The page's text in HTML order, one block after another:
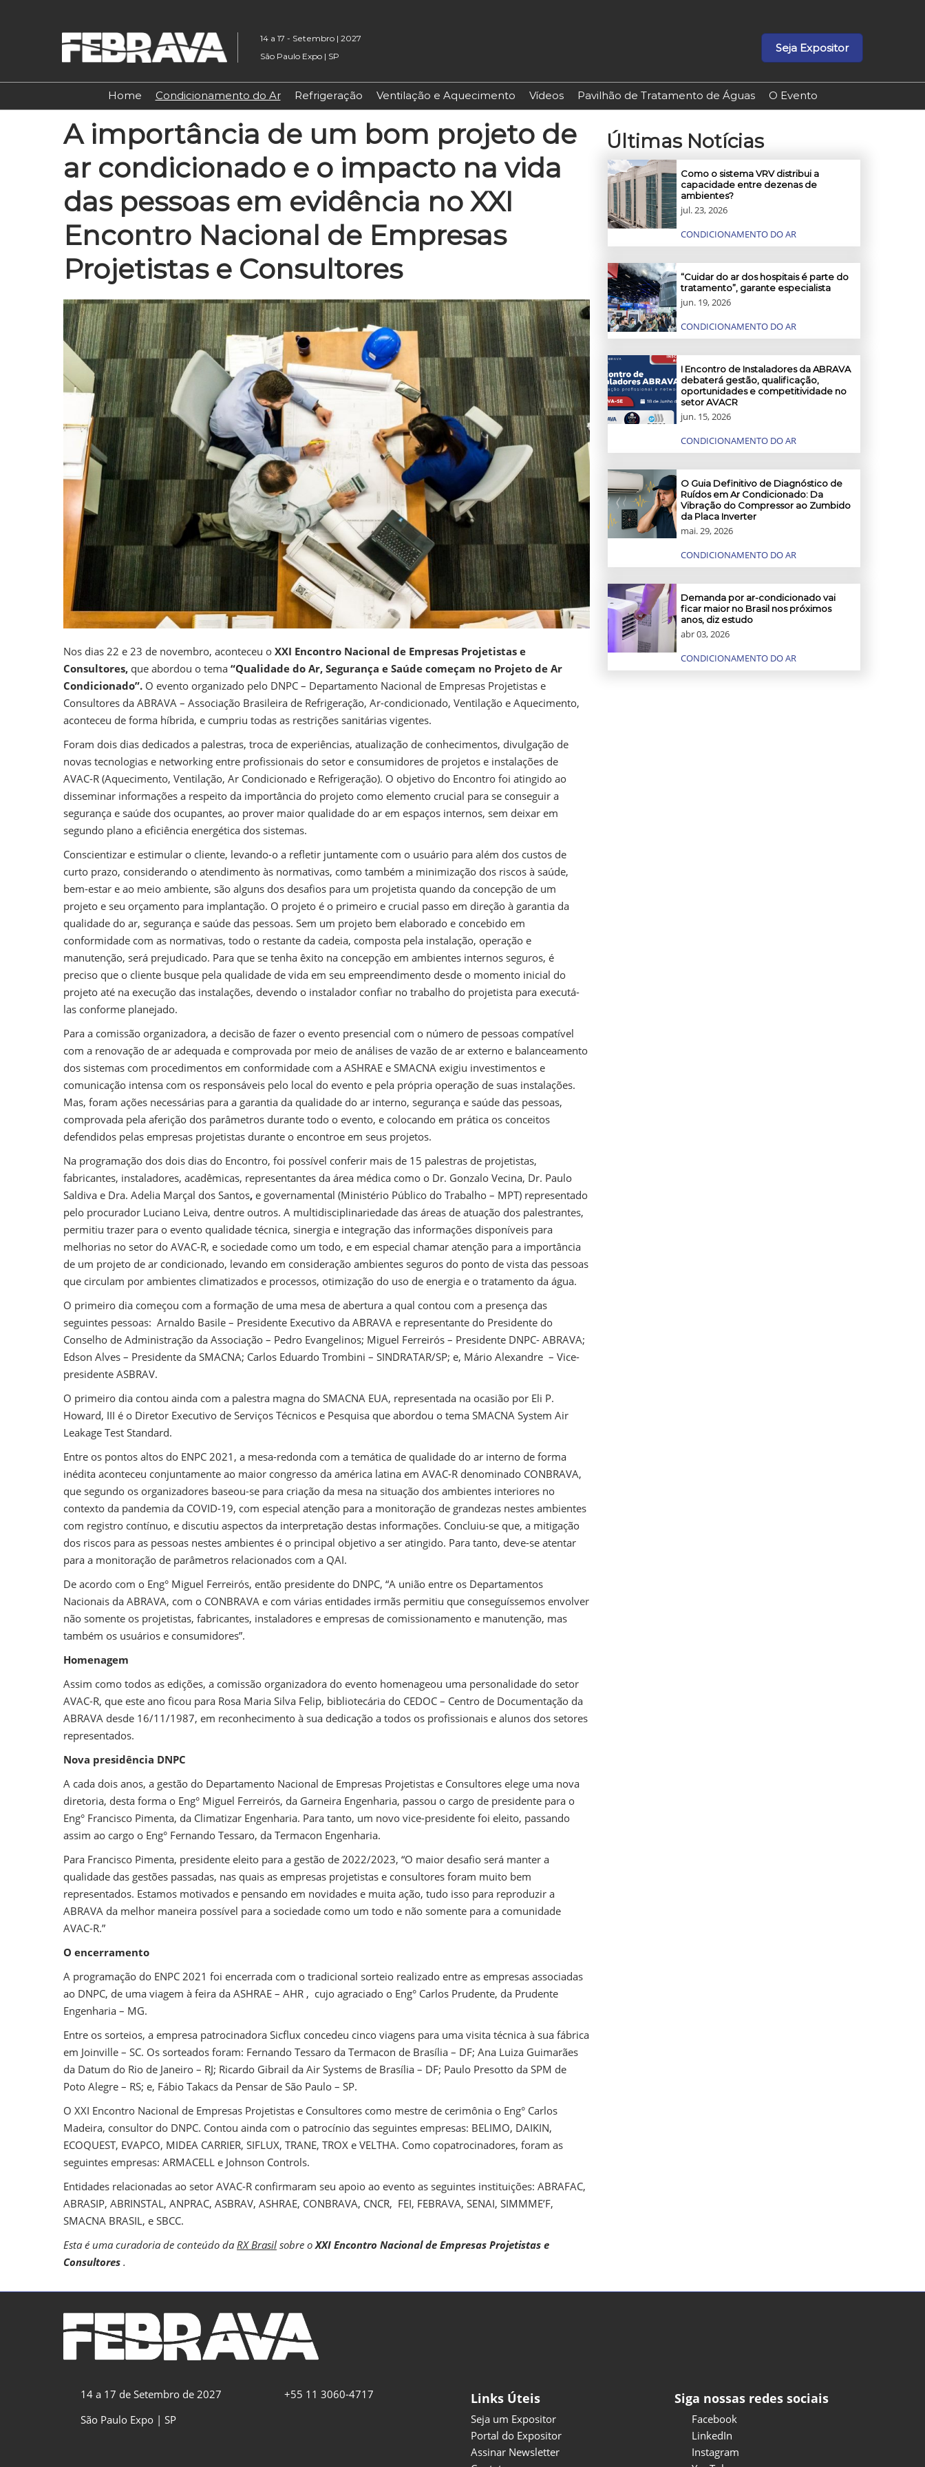
o
conteúdo
14 a 17 - Setembro | 2027
São Paulo Expo | SP
Seja Expositor
Home Condicionamento do Ar Refrigeração Ventilação e Aquecimento Vídeos Pavilhão de Tratamento de Águas O Evento
A importância de um bom projeto de
ar condicionado e o impacto na vida
das pessoas em evidência no XXI
Encontro Nacional de Empresas
Projetistas e Consultores
Nos dias 22 e 23 de novembro, aconteceu o XXI Encontro Nacional de Empresas Projetistas e
Consultores, que abordou o tema “Qualidade do Ar, Segurança e Saúde começam no Projeto de Ar
Condicionado”. O evento organizado pelo DNPC – Departamento Nacional de Empresas Projetistas e
Consultores da ABRAVA – Associação Brasileira de Refrigeração, Ar-condicionado, Ventilação e Aquecimento,
aconteceu de forma híbrida, e cumpriu todas as restrições sanitárias vigentes.
Foram dois dias dedicados a palestras, troca de experiências, atualização de conhecimentos, divulgação de
novas tecnologias e networking entre profissionais do setor e consumidores de projetos e instalações de
AVAC-R (Aquecimento, Ventilação, Ar Condicionado e Refrigeração). O objetivo do Encontro foi atingido ao
disseminar informações a respeito da importância do projeto como elemento crucial para se conseguir a
segurança e saúde dos ocupantes, ao prover maior qualidade do ar em espaços internos, sem deixar em
segundo plano a eficiência energética dos sistemas.
Conscientizar e estimular o cliente, levando-o a refletir juntamente com o usuário para além dos custos de
curto prazo, considerando o atendimento às normativas, como também a minimização dos riscos à saúde,
bem-estar e ao meio ambiente, são alguns dos desafios para um projetista quando da concepção de um
projeto e seu orçamento para implantação. O projeto é o primeiro e crucial passo em direção à garantia da
qualidade do ar, segurança e saúde das pessoas. Sem um projeto bem elaborado e concebido em
conformidade com as normativas, todo o restante da cadeia, composta pela instalação, operação e
manutenção, será prejudicado. Para que se tenha êxito na concepção em ambientes internos seguros, é
preciso que o cliente busque pela qualidade de vida em seu empreendimento desde o momento inicial do
projeto até na execução das instalações, devendo o instalador confiar no trabalho do projetista para executá-
las conforme planejado.
Para a comissão organizadora, a decisão de fazer o evento presencial com o número de pessoas compatível
com a renovação de ar adequada e comprovada por meio de análises de vazão de ar externo e balanceamento
dos sistemas com procedimentos em conformidade com a ASHRAE e SMACNA exigiu investimentos e
comunicação intensa com os responsáveis pelo local do evento e pela própria operação de suas instalações.
Mas, foram ações necessárias para a garantia da qualidade do ar interno, segurança e saúde das pessoas,
comprovada pela aferição dos parâmetros durante todo o evento, e colocando em prática os conceitos
defendidos pelas empresas projetistas durante o encontroe em seus projetos.
Na programação dos dois dias do Encontro, foi possível conferir mais de 15 palestras de projetistas,
fabricantes, instaladores, acadêmicas, representantes da área médica como o Dr. Gonzalo Vecina, Dr. Paulo
Saldiva e Dra. Adelia Marçal dos Santos, e governamental (Ministério Público do Trabalho – MPT) representado
pelo procurador Luciano Leiva, dentre outros. A multidisciplinariedade das áreas de atuação dos palestrantes,
permitiu trazer para o evento qualidade técnica, sinergia e integração das informações disponíveis para
melhorias no setor do AVAC-R, e sociedade como um todo, e em especial chamar atenção para a importância
de um projeto de ar condicionado, levando em consideração ambientes seguros do ponto de vista das pessoas
que circulam por ambientes climatizados e processos, otimização do uso de energia e o tratamento da água.
O primeiro dia começou com a formação de uma mesa de abertura a qual contou com a presença das
seguintes pessoas: Arnaldo Basile – Presidente Executivo da ABRAVA e representante do Presidente do
Conselho de Administração da Associação – Pedro Evangelinos; Miguel Ferreirós – Presidente DNPC- ABRAVA;
Edson Alves – Presidente da SMACNA; Carlos Eduardo Trombini – SINDRATAR/SP; e, Mário Alexandre – Vice-
presidente ASBRAV.
O primeiro dia contou ainda com a palestra magna do SMACNA EUA, representada na ocasião por Eli P.
Howard, III é o Diretor Executivo de Serviços Técnicos e Pesquisa que abordou o tema SMACNA System Air
Leakage Test Standard.
Entre os pontos altos do ENPC 2021, a mesa-redonda com a temática de qualidade do ar interno de forma
inédita aconteceu conjuntamente ao maior congresso da américa latina em AVAC-R denominado CONBRAVA,
que segundo os organizadores baseou-se para criação da mesa na situação dos ambientes interiores no
contexto da pandemia da COVID-19, com especial atenção para a monitoração de grandezas nestes ambientes
com registro contínuo, e discutiu aspectos da interpretação destas informações. Concluiu-se que, a mitigação
dos riscos para as pessoas nestes ambientes é o principal objetivo a ser atingido. Para tanto, deve-se atentar
para a monitoração de parâmetros relacionados com a QAI.
De acordo com o Eng° Miguel Ferreirós, então presidente do DNPC, “A união entre os Departamentos
Nacionais da ABRAVA, com o CONBRAVA e com várias entidades irmãs permitiu que conseguíssemos envolver
não somente os projetistas, fabricantes, instaladores e empresas de comissionamento e manutenção, mas
também os usuários e consumidores”.
Homenagem
Assim como todos as edições, a comissão organizadora do evento homenageou uma personalidade do setor
AVAC-R, que este ano ficou para Rosa Maria Silva Felip, bibliotecária do CEDOC – Centro de Documentação da
ABRAVA desde 16/11/1987, em reconhecimento à sua dedicação a todos os profissionais e alunos dos setores
representados.
Nova presidência DNPC
A cada dois anos, a gestão do Departamento Nacional de Empresas Projetistas e Consultores elege uma nova
diretoria, desta forma o Eng° Miguel Ferreirós, da Garneira Engenharia, passou o cargo de presidente para o
Eng° Francisco Pimenta, da Climatizar Engenharia. Para tanto, um novo vice-presidente foi eleito, passando
assim ao cargo o Eng° Fernando Tessaro, da Termacon Engenharia.
Para Francisco Pimenta, presidente eleito para a gestão de 2022/2023, “O maior desafio será manter a
qualidade das gestões passadas, nas quais as empresas projetistas e consultores foram muito bem
representados. Estamos motivados e pensando em novidades e muita ação, tudo isso para reproduzir a
ABRAVA da melhor maneira possível para a sociedade como um todo e não somente para a comunidade
AVAC-R.”
O encerramento
A programação do ENPC 2021 foi encerrada com o tradicional sorteio realizado entre as empresas associadas
ao DNPC, de uma viagem à feira da ASHRAE – AHR , cujo agraciado o Eng° Carlos Prudente, da Prudente
Engenharia – MG.
Entre os sorteios, a empresa patrocinadora Sicflux concedeu cinco viagens para uma visita técnica à sua fábrica
em Joinville – SC. Os sorteados foram: Fernando Tessaro da Termacon de Brasília – DF; Ana Luiza Guimarães
da Datum do Rio de Janeiro – RJ; Ricardo Gibrail da Air Systems de Brasília – DF; Paulo Presotto da SPM de
Poto Alegre – RS; e, Fábio Takacs da Pensar de São Paulo – SP.
O XXI Encontro Nacional de Empresas Projetistas e Consultores como mestre de cerimônia o Eng° Carlos
Madeira, consultor do DNPC. Contou ainda com o patrocínio das seguintes empresas: BELIMO, DAIKIN,
ECOQUEST, EVAPCO, MIDEA CARRIER, SIFLUX, TRANE, TROX e VELTHA. Como copatrocinadores, foram as
seguintes empresas: ARMACELL e Johnson Controls.
Entidades relacionadas ao setor AVAC-R confirmaram seu apoio ao evento as seguintes instituições: ABRAFAC,
ABRASIP, ABRINSTAL, ANPRAC, ASBRAV, ASHRAE, CONBRAVA, CNCR, FEI, FEBRAVA, SENAI, SIMMME’F,
SMACNA BRASIL, e SBCC.
Esta é uma curadoria de conteúdo da RX Brasil sobre o XXI Encontro Nacional de Empresas Projetistas e
Consultores .
Últimas Notícias
Como o sistema VRV distribui a
capacidade entre dezenas de
ambientes?
jul. 23, 2026
CONDICIONAMENTO DO AR
“Cuidar do ar dos hospitais é parte do
tratamento”, garante especialista
jun. 19, 2026
CONDICIONAMENTO DO AR
I Encontro de Instaladores da ABRAVA
debaterá gestão, qualificação,
oportunidades e competitividade no
setor AVACR
jun. 15, 2026
CONDICIONAMENTO DO AR
O Guia Definitivo de Diagnóstico de
Ruídos em Ar Condicionado: Da
Vibração do Compressor ao Zumbido
da Placa Inverter
mai. 29, 2026
CONDICIONAMENTO DO AR
Demanda por ar-condicionado vai
ficar maior no Brasil nos próximos
anos, diz estudo
abr 03, 2026
CONDICIONAMENTO DO AR
14 a 17 de Setembro de 2027
São Paulo Expo | SP
+55 11 3060-4717 Links Úteis
Seja um Expositor
Portal do Expositor
Assinar Newsletter
Siga nossas redes sociais
Facebook
LinkedIn
Instagram